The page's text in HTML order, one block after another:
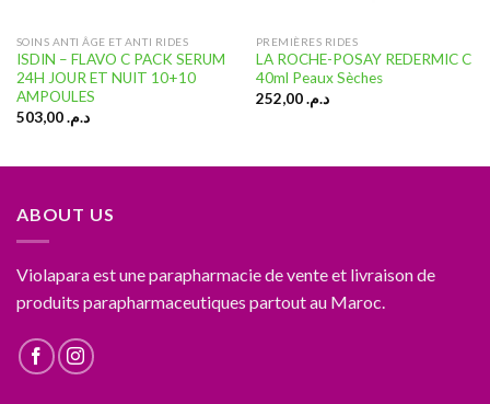
SOINS ANTI ÂGE ET ANTI RIDES
ISDIN – FLAVO C PACK SERUM
24H JOUR ET NUIT 10+10
AMPOULES
د.م.503,00
PREMIÈRES RIDES
LA ROCHE-POSAY REDERMIC C
40ml Peaux Sèches
د.م.252,00
ABOUT US
Violapara est une parapharmacie de vente et livraison de
produits parapharmaceutiques partout au Maroc.